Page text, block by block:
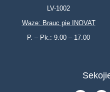
LV-1002
Waze: Brauc pie INOVAT
P. – Pk.: 9.00 – 17.00